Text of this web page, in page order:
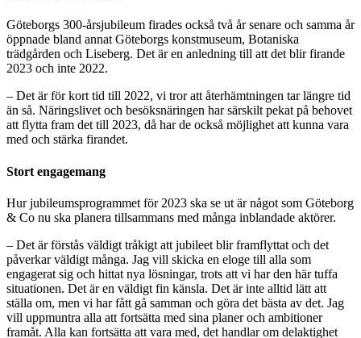
Göteborgs 300-årsjubileum firades också två år senare och samma år
öppnade bland annat Göteborgs konstmuseum, Botaniska
trädgården och Liseberg. Det är en anledning till att det blir firande
2023 och inte 2022.
– Det är för kort tid till 2022, vi tror att återhämtningen tar längre tid
än så. Näringslivet och besöksnäringen har särskilt pekat på behovet
att flytta fram det till 2023, då har de också möjlighet att kunna vara
med och stärka firandet.
Stort engagemang
Hur jubileumsprogrammet för 2023 ska se ut är något som Göteborg
& Co nu ska planera tillsammans med många inblandade aktörer.
– Det är förstås väldigt tråkigt att jubileet blir framflyttat och det
påverkar väldigt många. Jag vill skicka en eloge till alla som
engagerat sig och hittat nya lösningar, trots att vi har den här tuffa
situationen. Det är en väldigt fin känsla. Det är inte alltid lätt att
ställa om, men vi har fått gå samman och göra det bästa av det. Jag
vill uppmuntra alla att fortsätta med sina planer och ambitioner
framåt. Alla kan fortsätta att vara med, det handlar om delaktighet